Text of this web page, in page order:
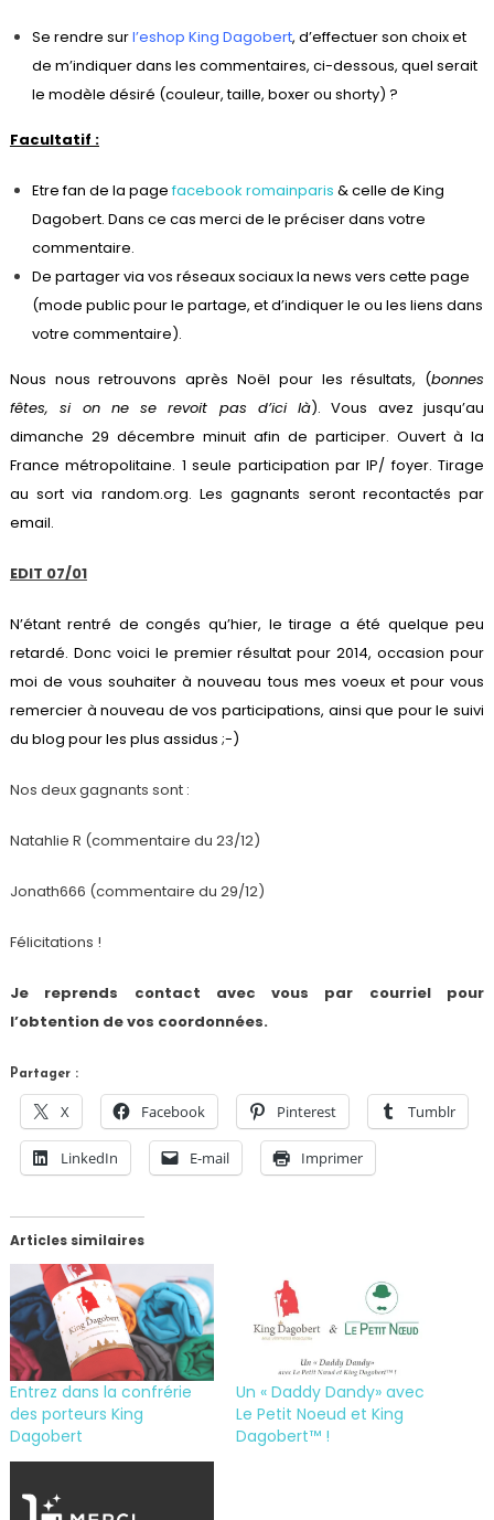
Se rendre surl’eshop King Dagobert, d’effectuer son choix et
de m’indiquer dans les commentaires, ci-dessous, quel serait
le modèle désiré (couleur, taille, boxer ou shorty) ?
Facultatif :
Etre fan de la pagefacebook romainparis & celle de King
Dagobert. Dans ce cas merci de le préciser dans votre
commentaire.
De partager via vos réseaux sociaux la news vers cette page
(mode public pour le partage, et d’indiquer le ou les liens dans
votre commentaire).
Nous nous retrouvons après Noël pour les résultats, (bonnes
fêtes, si on ne se revoit pas d’ici là). Vous avez jusqu’au
dimanche 29 décembre minuit afin de participer. Ouvert à la
France métropolitaine. 1 seule participation par IP/ foyer. Tirage
au sort via random.org. Les gagnants seront recontactés par
email.
EDIT 07/01
N’étant rentré de congés qu’hier, le tirage a été quelque peu
retardé. Donc voici le premier résultat pour 2014, occasion pour
moi de vous souhaiter à nouveau tous mes voeux et pour vous
remercier à nouveau de vos participations, ainsi que pour le suivi
du blog pour les plus assidus ;-)
Nos deux gagnants sont :
Natahlie R (commentaire du 23/12)
Jonath666 (commentaire du 29/12)
Félicitations !
Je reprends contact avec vous par courriel pour
l’obtention de vos coordonnées.
Partager :
X Facebook Pinterest Tumblr
LinkedIn E-mail Imprimer
Articles similaires
Entrez dans la confrérie
des porteurs King
Dagobert
Un « Daddy Dandy» avec
Le Petit Noeud et King
Dagobert™ !